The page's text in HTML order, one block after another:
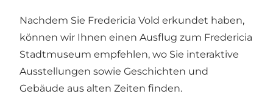
Nachdem Sie Fredericia Vold erkundet haben,
können wir Ihnen einen Ausflug zum Fredericia
Stadtmuseum empfehlen, wo Sie interaktive
Ausstellungen sowie Geschichten und
Gebäude aus alten Zeiten finden.